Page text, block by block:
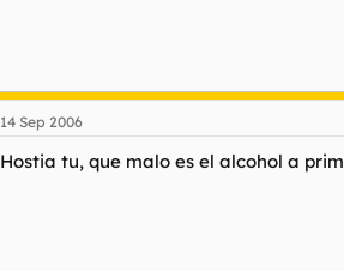
14 Sep 2006
Hostia tu, que malo es el alcohol a